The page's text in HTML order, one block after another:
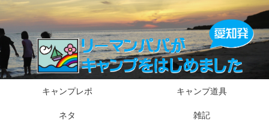
キャンプレポ キャンプ道具
ネタ 雑記